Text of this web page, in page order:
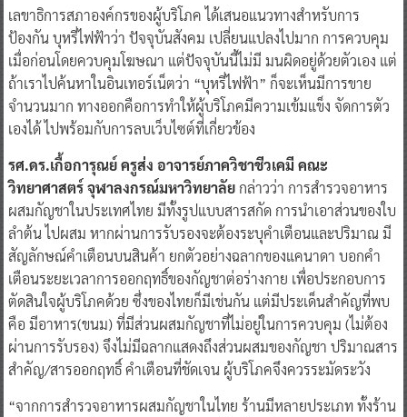
เลขาธิการสภาองค์กรของผู้บริโภค ได้เสนอแนวทางสำหรับการ
ป้องกัน บุหรี่ไฟฟ้าว่า ปัจจุบันสังคม เปลี่ยนแปลงไปมาก การควบคุม
เมื่อก่อนโดยควบคุมโฆษณา แต่ปัจจุบันนี้ไม่มี มนผิดอยู่ด้วยตัวเอง แต่
ถ้าเราไปค้นหาในอินเทอร์เน็ตว่า “บุหรี่ไฟฟ้า” ก็จะเห็นมีการขาย
จำนวนมาก ทางออกคือการทำให้ผู้บริโภคมีความเข้มแข็ง จัดการตัว
เองได้ ไปพร้อมกับการลบเว็บไซต์ที่เกี่ยวข้อง
รศ.ดร.เกื้อการุณย์ ครูส่ง อาจารย์ภาควิชาชีวเคมี คณะ
วิทยาศาสตร์ จุฬาลงกรณ์มหาวิทยาลัยกล่าวว่า การสำรวจอาหาร
ผสมกัญชาในประเทศไทย มีทั้งรูปแบบสารสกัด การนำเอาส่วนของใบ
ลำต้น ไปผสม หากผ่านการรับรองจะต้องระบุคำเตือนและปริมาณ มี
สัญลักษณ์คำเตือนบนสินค้า ยกตัวอย่างฉลากของแคนาดา บอกคำ
เตือนระยะเวลาการออกฤทธิ์ของกัญชาต่อร่างกาย เพื่อประกอบการ
ตัดสินใจผู้บริโภคด้วย ซึ่งของไทยก็มีเช่นกัน แต่มีประเด็นสำคัญที่พบ
คือ มีอาหาร(ขนม) ที่มีส่วนผสมกัญชาที่ไม่อยู่ในการควบคุม (ไม่ต้อง
ผ่านการรับรอง) จึงไม่มีฉลากแสดงถึงส่วนผสมของกัญชา ปริมาณสาร
สำคัญ/สารออกฤทธิ์ คำเตือนที่ชัดเจน ผู้บริโภคจึงควรระมัดระวัง
“จากการสำรวจอาหารผสมกัญชาในไทย ร้านมีหลายประเภท ทั้งร้าน